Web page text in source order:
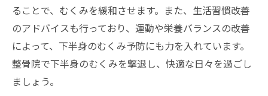
ることで、むくみを緩和させます。また、生活習慣改善
のアドバイスも行っており、運動や栄養バランスの改善
によって、下半身のむくみ予防にも力を入れています。
整骨院で下半身のむくみを撃退し、快適な日々を過ごし
ましょう。